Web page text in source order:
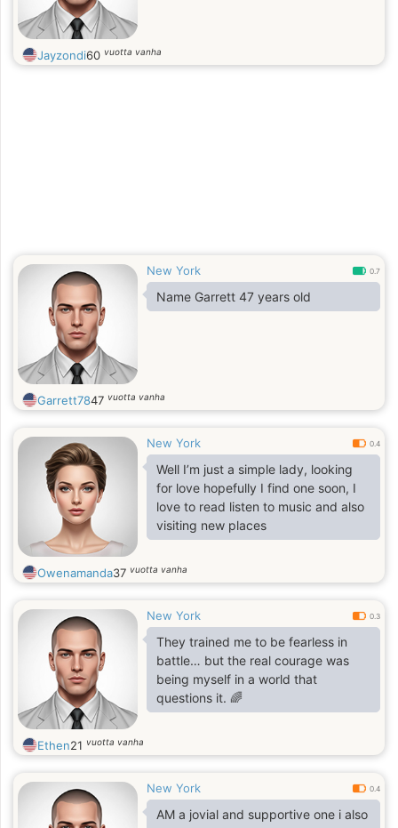
Jayzondi60 vuotta vanha
New York 0.7
Name Garrett 47 years old
Garrett7847 vuotta vanha
New York 0.4
Well I’m just a simple lady, looking
for love hopefully I find one soon, I
love to read listen to music and also
visiting new places
Owenamanda37 vuotta vanha
New York 0.3
They trained me to be fearless in
battle… but the real courage was
being myself in a world that
questions it. 🌈
Ethen21 vuotta vanha
New York 0.4
AM a jovial and supportive one i also